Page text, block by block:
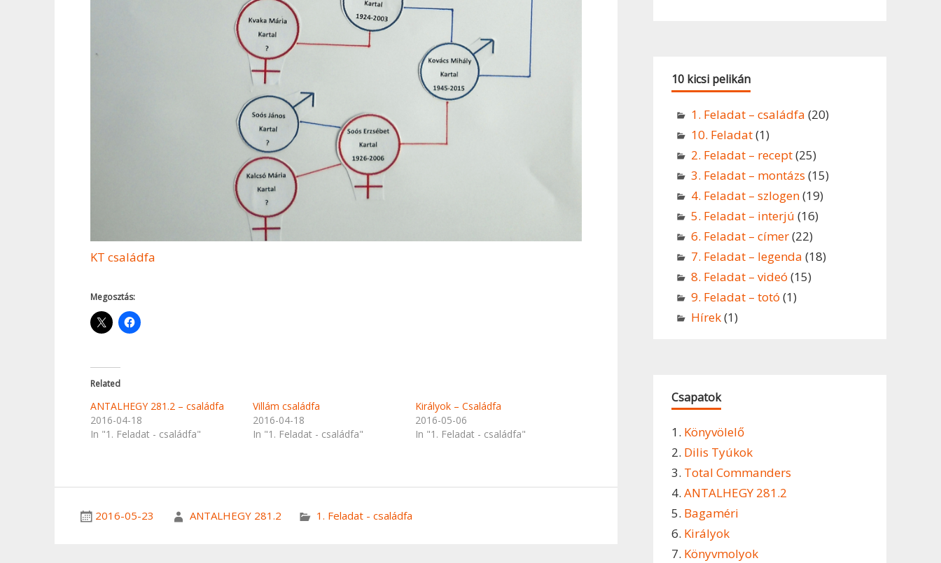
KT családfa
Megosztás:
Related
ANTALHEGY 281.2 – családfa
2016-04-18
In "1. Feladat - családfa"
Villám családfa
2016-04-18
In "1. Feladat - családfa"
Királyok – Családfa
2016-05-06
In "1. Feladat - családfa"
2016-05-23 ANTALHEGY 281.2 1. Feladat - családfa
10 kicsi pelikán
1. Feladat – családfa (20)
10. Feladat(1)
2. Feladat – recept(25)
3. Feladat – montázs (15)
4. Feladat – szlogen(19)
5. Feladat – interjú (16)
6. Feladat – címer(22)
7. Feladat – legenda (18)
8. Feladat – videó (15)
9. Feladat – totó (1)
Hírek(1)
Csapatok
1. Könyvölelő
2. Dilis Tyúkok
3. Total Commanders
4. ANTALHEGY 281.2
5. Bagaméri
6. Királyok
7. Könyvmolyok